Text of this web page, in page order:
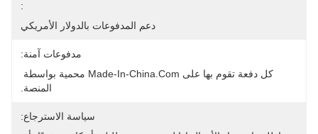
:
دعم المدفوعات بالدولار الأمريكي
مدفوعات آمنة:
المنصة.
سياسة الاسترجاع: